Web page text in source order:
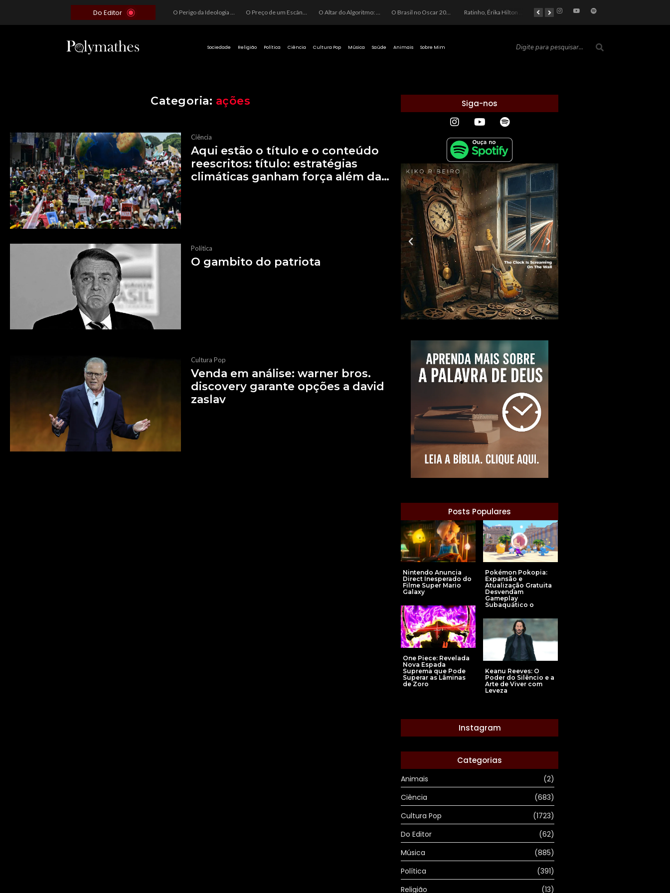
Do Editor O Perigo da Ideologia Desenfreada na Justiça: Quando a Pauta Política Substitui a Pena Criminal O Preço de um Escândalo: A Discrepância Entre o “Filme de Bolsonaro” e a Realidade do Cinema Mundial O Altar do Algoritmo: A Carência Humana e a Fabricação de Heróis no Brasil O Brasil no Oscar 2026: Entre a Cota do Politicamente Correto e a Realidade das Telas Ratinho, Érika Hilton e a Farsa Política: Quem Ganha com o Barulho no País de Bobson? As controvérsias que marcam o cenário político e econômico nacional
Sociedade Religião Política Ciência Cultura Pop Música Saúde Animais Sobre Mim
Categoria: ações
Ciência
Aqui estão o título e o conteúdo
reescritos: título: estratégias
climáticas ganham força além da…
Política
O gambito do patriota
Cultura Pop
Venda em análise: warner bros.
discovery garante opções a david
zaslav
Siga-nos
Posts Populares
Nintendo Anuncia
Direct Inesperado do
Filme Super Mario
Galaxy
Pokémon Pokopia:
Expansão e
Atualização Gratuita
Desvendam
Gameplay
Subaquático o
One Piece: Revelada
Nova Espada
Suprema que Pode
Superar as Lâminas
de Zoro
Keanu Reeves: O
Poder do Silêncio e a
Arte de Viver com
Leveza
Instagram
Categorias
Animais
(2)
Ciência
(683)
Cultura Pop
(1723)
Do Editor
(62)
Música
(885)
Política
(391)
Religião
(13)